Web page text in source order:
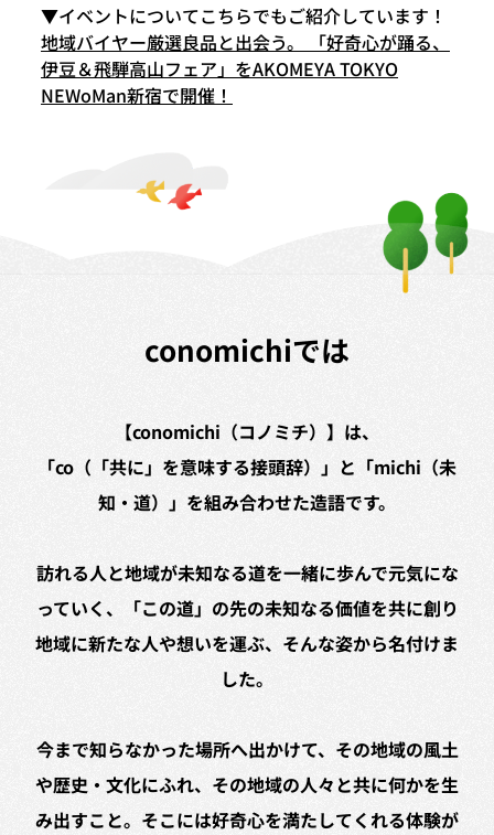
▼イベントについてこちらでもご紹介しています！
地域バイヤー厳選良品と出会う。
「好奇心が踊る、
伊豆＆飛騨高山フェア」をAKOMEYA TOKYO
NEWoMan新宿で開催！
conomichiでは
【conomichi（コノミチ）】は、
「co（「共に」を意味する接頭辞）」と「michi（未
知・道）」を組み合わせた造語です。
訪れる人と地域が未知なる道を一緒に歩んで元気にな
っていく、「この道」の先の未知なる価値を共に創り
地域に新たな人や想いを運ぶ、そんな姿から名付けま
した。
今まで知らなかった場所へ出かけて、その地域の風土
や歴史・文化にふれ、その地域の人々と共に何かを生
み出すこと。そこには好奇心を満たしてくれる体験が